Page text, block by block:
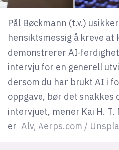
Pål Bøckmann (t.v.)
hensiktsmessig å kreve at
demonstrerer AI-
intervju for en generell
dersom du har brukt AI i
oppgave, bør det snakkes
intervjuet, mener Kai H. T.
er Alv, Aerps.com /
kode24-klubben
LinkedIn
Bluesky
Facebook
annonsepriser
annonseguide
suksesshistorier